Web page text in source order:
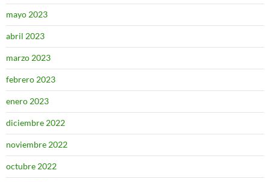
mayo 2023
abril 2023
marzo 2023
febrero 2023
enero 2023
diciembre 2022
noviembre 2022
octubre 2022